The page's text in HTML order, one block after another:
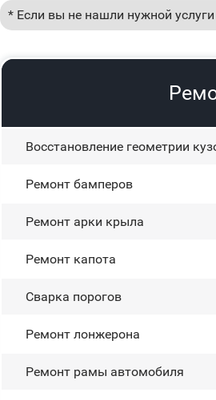
* Если вы не нашли нужной
Восстановление геометрии
Ремонт бамперов
Ремонт арки крыла
Ремонт капота
Сварка порогов
Ремонт лонжерона
Ремонт рамы автомобиля